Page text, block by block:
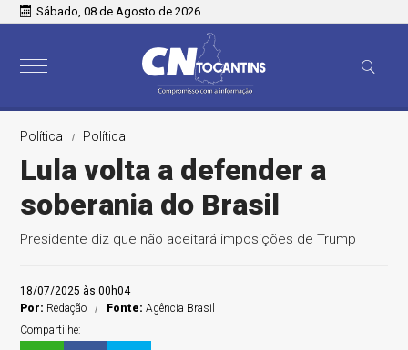
Sábado, 08 de Agosto de 2026
Política Política
Lula volta a defender a
soberania do Brasil
Presidente diz que não aceitará imposições de Trump
18/07/2025 às 00h04
Por: Redação Fonte:Agência Brasil
Compartilhe: